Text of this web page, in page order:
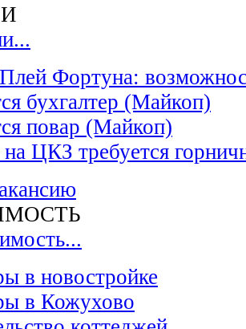
Фортуна:
бухгалтер (Майкоп)
повар (Майкоп)
ЦКЗ требуется
в новостройке
в Кожухово